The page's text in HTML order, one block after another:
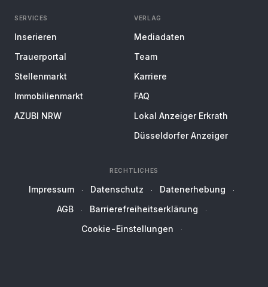
SERVICES
Inserieren
Trauerportal
Stellenmarkt
Immobilienmarkt
AZUBI NRW
VERLAG
Mediadaten
Team
Karriere
FAQ
Lokal Anzeiger Erkrath
Düsseldorfer Anzeiger
RECHTLICHES
Impressum Datenschutz
Datenerhebung
AGB
Barrierefreiheitserklärung
Cookie-Einstellungen